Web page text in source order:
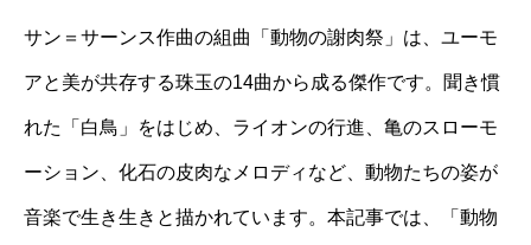
サン＝サーンス作曲の組曲「動物の謝肉祭」は、ユーモ
アと美が共存する珠玉の14曲から成る傑作です。聞き慣
れた「白鳥」をはじめ、ライオンの行進、亀のスローモ
ーション、化石の皮肉なメロディなど、動物たちの姿が
音楽で生き生きと描かれています。本記事では、「動物